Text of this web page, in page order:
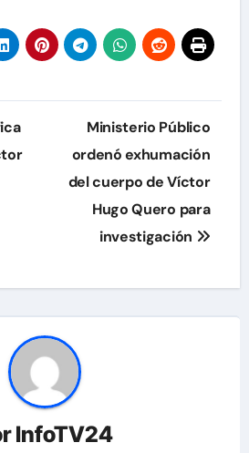
Ministerio Público
ordenó exhumación
del cuerpo de Víctor
Hugo Quero para
investigación
InfoTV24